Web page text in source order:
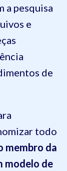
a pesquisa
e
de
todo
membro da
modelo de